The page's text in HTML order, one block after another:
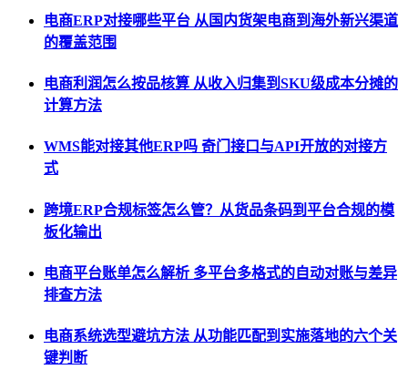
电商ERP对接哪些平台 从国内货架电商到海外新兴渠道
的覆盖范围
电商利润怎么按品核算 从收入归集到SKU级成本分摊的
计算方法
WMS能对接其他ERP吗 奇门接口与API开放的对接方
式
跨境ERP合规标签怎么管？从货品条码到平台合规的模
板化输出
电商平台账单怎么解析 多平台多格式的自动对账与差异
排查方法
电商系统选型避坑方法 从功能匹配到实施落地的六个关
键判断